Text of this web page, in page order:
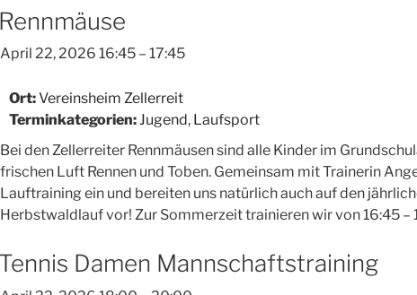
April 22, 2026 16:45 – 17:45
Ort:Vereinsheim Zellerreit
Terminkategorien:Jugend, Laufsport
Bei den Zellerreiter Rennmäusen sind alle Kinder im
frischen Luft Rennen und Toben. Gemeinsam mit Trainerin
Lauftraining ein und bereiten uns natürlich auch auf den
Herbstwaldlauf vor! Zur Sommerzeit trainieren wir von 16:45 –
Damen Mannschaftstraining